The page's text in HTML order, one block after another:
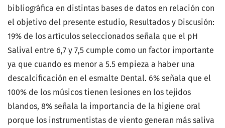
bibliográfica en distintas bases de datos en relación con
el objetivo del presente estudio, Resultados y Discusión:
19% de los artículos seleccionados señala que el pH
Salival entre 6,7 y 7,5 cumple como un factor importante
ya que cuando es menor a 5.5 empieza a haber una
descalcificación en el esmalte Dental. 6% señala que el
100% de los músicos tienen lesiones en los tejidos
blandos, 8% señala la importancia de la higiene oral
porque los instrumentistas de viento generan más saliva